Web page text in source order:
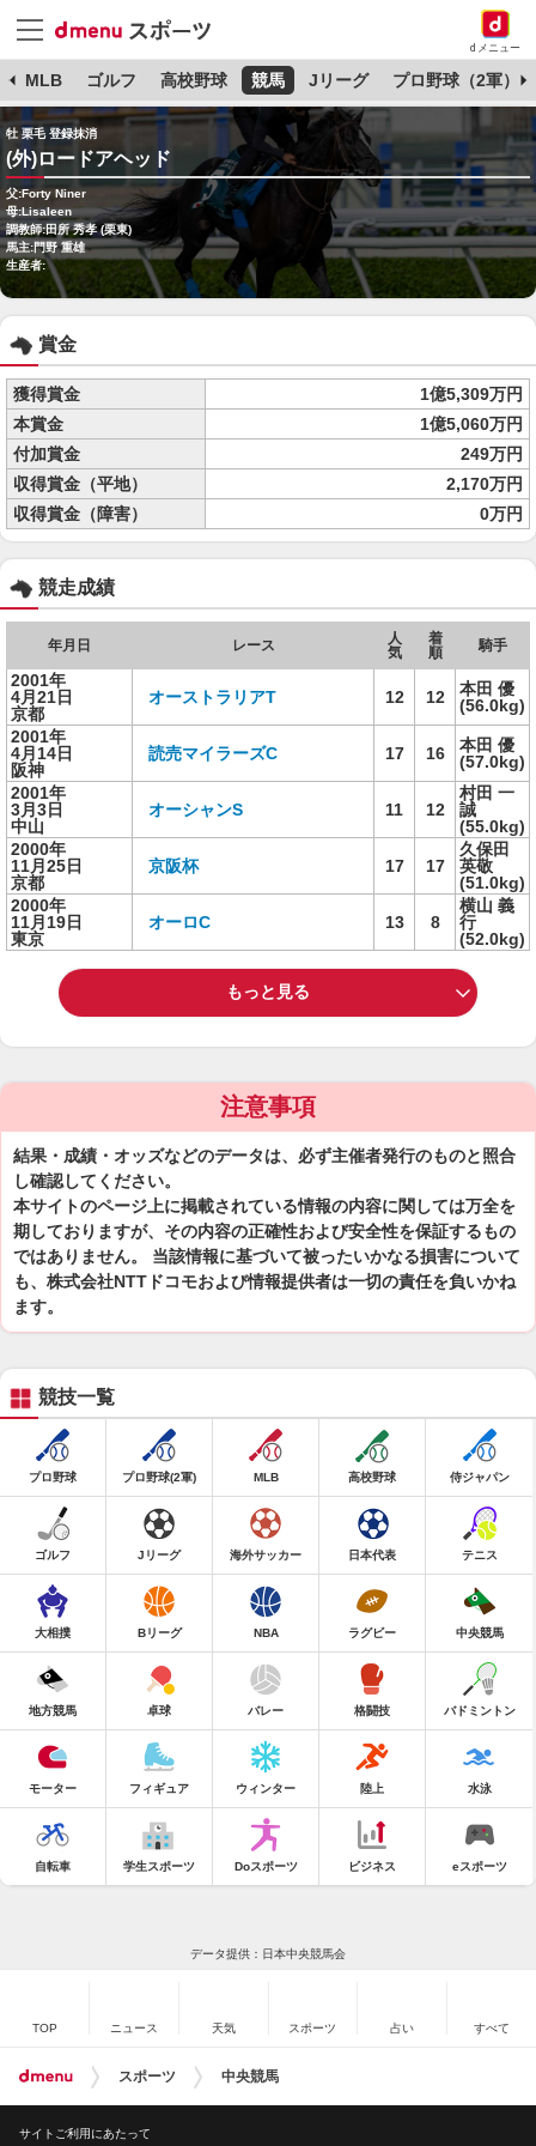
dメニュー
MLB ゴルフ 高校野球 競馬 Jリーグ プロ野球（2軍）
牡 栗毛 登録抹消
(外)ロードアヘッド
父:Forty Niner
母:Lisaleen
調教師:田所 秀孝 (栗東)
馬主:門野 重雄
生産者:
賞金
獲得賞金
1億5,309万円
本賞金
1億5,060万円
付加賞金
249万円
収得賞金（平地）
2,170万円
収得賞金（障害）
0万円
競走成績
年月日 レース
人
気
着
順
騎手
2001年
4月21日
京都
オーストラリアT 12 12
本田 優
(56.0kg)
2001年
4月14日
阪神
読売マイラーズC 17 16
本田 優
(57.0kg)
2001年
3月3日
中山
オーシャンS 11 12
村田 一
誠
(55.0kg)
2000年
11月25日
京都
京阪杯 17 17
久保田
英敬
(51.0kg)
2000年
11月19日
東京
オーロC 13 8
横山 義
行
(52.0kg)
もっと見る
注意事項
結果・成績・オッズなどのデータは、必ず主催者発行のものと照合
し確認してください。
本サイトのページ上に掲載されている情報の内容に関しては万全を
期しておりますが、その内容の正確性および安全性を保証するもの
ではありません。 当該情報に基づいて被ったいかなる損害について
も、株式会社NTTドコモおよび情報提供者は一切の責任を負いかね
ます。
競技一覧
プロ野球 プロ野球(2軍) MLB 高校野球 侍ジャパン
ゴルフ Jリーグ 海外サッカー 日本代表 テニス
大相撲 Bリーグ NBA ラグビー 中央競馬
地方競馬 卓球 バレー 格闘技 バドミントン
モーター フィギュア ウィンター 陸上 水泳
自転車 学生スポーツ Doスポーツ ビジネス eスポーツ
データ提供：日本中央競馬会
TOP ニュース 天気 スポーツ 占い すべて
スポーツ 中央競馬
サイトご利用にあたって